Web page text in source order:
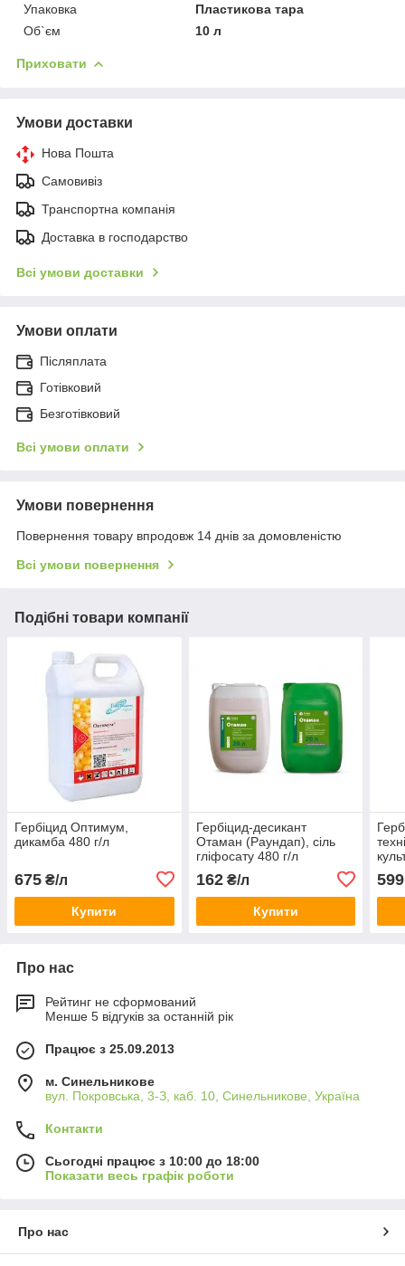
Упаковка
Пластикова тара
Об`єм
10 л
Приховати
Умови доставки
Нова Пошта
Самовивіз
Транспортна компанія
Доставка в господарство
Всі умови доставки
Умови оплати
Післяплата
Готівковий
Безготівковий
Всі умови оплати
Умови повернення
Повернення товару впродовж 14 днів за домовленістю
Всі умови повернення
Подібні товари компанії
Гербіцид Оптимум,
дикамба 480 г/л
675 ₴/л
Купити
Гербіцид-десикант
Отаман (Раундап), сіль
гліфосату 480 г/л
162₴/л
Купити
599
Про нас
Рейтинг не сформований
Менше 5 відгуків за останній рік
Працює з 25.09.2013
м. Синельникове
вул. Покровська, 3-З, каб. 10, Синельникове, Україна
Контакти
Сьогодні працює з 10:00 до 18:00
Показати весь графік роботи
Про нас